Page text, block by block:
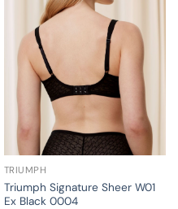
TRIUMPH
Triumph Signature Sheer W01
Ex Black 0004